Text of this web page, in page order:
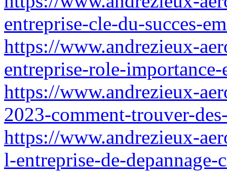
entreprise-cle-du-succes-
https://www.andrezieux-
entreprise-role-
https://www.andrezieux-
2023-comment-trouver-
https://www.andrezieux-
l-entreprise-de-depannage-